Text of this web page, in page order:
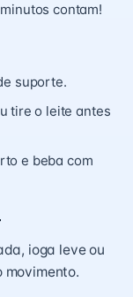
contam!
suporte.
tire o leite antes
e beba com
ioga leve ou